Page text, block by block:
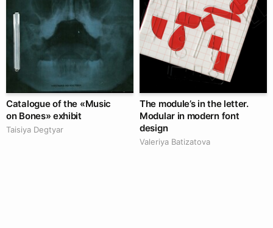
Catalogue of the «Music
on Bones» exhibit
Taisiya Degtyar
The module’s in the letter.
Modular in modern font
design
Valeriya Batizatova